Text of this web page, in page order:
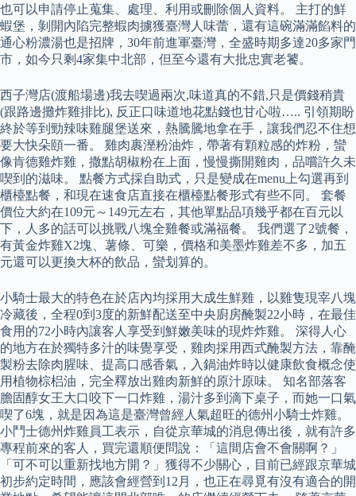
也可以申請停止蒐集、處理、利用或刪除個人資料。 主打的鮮
蝦堡，剝開內陷完整蝦肉擄獲臺灣人味蕾，還有這碗滿滿餡料的
通心粉濃湯也是招牌，30年前進軍臺灣，全盛時期多達20多家門
市，如今只剩4家集中北部，但至今還有大批忠實老饕。
西子灣店(渡船場邊)我去喫過兩次,味道真的不錯,只是價錢稍貴
(跟路邊攤炸雞排比), 反正口味道地花點錢也甘心啦….. 引領期盼
終於等到勁辣味雞腿堡送來，熱騰騰地拿在手，讓我們忍不住想
要大快朵頤一番。 雞肉裹溼粉油炸，帶著有顆粒感的炸粉，蠻
像肯德雞炸雞，撒點胡椒粉在上面，慢慢撕開雞肉，品嚐許久未
喫到的滋味。 點餐方式採自助式，只是變成在menu上勾選再到
櫃檯點餐，和現在速食店直接在櫃檯點餐形式有些不同。 套餐
價位大約在109元～149元左右，其他單點品項幾乎都在百元以
下，人多的話可以挑戰八塊全雞餐或滿福餐。 我們選了2號餐，
有黃金炸雞X2塊、薯條、可樂，價格和美墨炸雞差不多，加五
元還可以更換大杯的飲品，蠻划算的。
小騎士最大的特色在於店內均採用大成生鮮雞，以雞隻現宰八塊
冷藏後，全程0到3度的新鮮配送至中央廚房醃製22小時，在最佳
食用的72小時內讓客人享受到鮮嫩美味的現炸炸雞。 深得人心
的地方在於獨特多汁的味覺享受，雞肉採用西式醃製方法，靠醃
製粉去除肉腥味、提高口感香氣，入鍋油炸時以健康飲食概念使
用植物棕梠油，完全釋放出雞肉新鮮的原汁原味。 知名部落客
膽固醇女王大口咬下一口炸雞，湯汁多到滴下桌子，而她一口氣
喫了6塊，就是因為這是臺灣曾經人氣超旺的德州小騎士炸雞。
小鬥士德州炸雞員工表示，自從京華城的消息傳出後，就有許多
專程前來的客人，買完還順便問說：「這間店會不會關啊？」
「可不可以重新找地方開？」獲得不少關心，目前已經跟京華城
初步約定時間，應該會經營到12月，也正在尋覓有沒有適合的開